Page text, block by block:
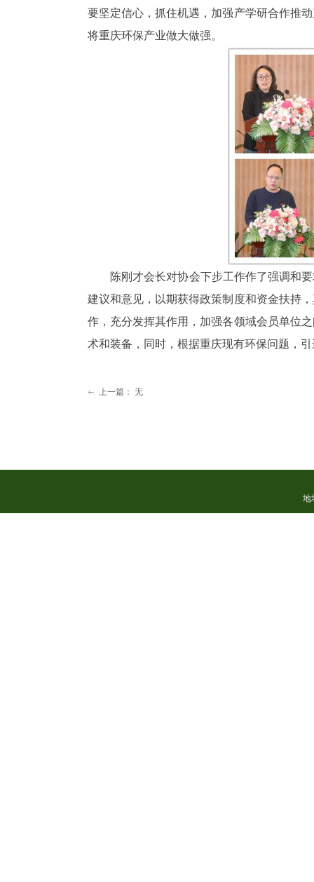
要坚定信心，抓住机遇，加强产学研合作推
将重庆环保产业做大做强。
陈刚才会长对协会下步工作作了强调和要
建议和意见，以期获得政策制度和资金扶持
作，充分发挥其作用，加强各领域会员单位
术和装备，同时，根据重庆现有环保问题，
ꂃ 上一篇： 无
地